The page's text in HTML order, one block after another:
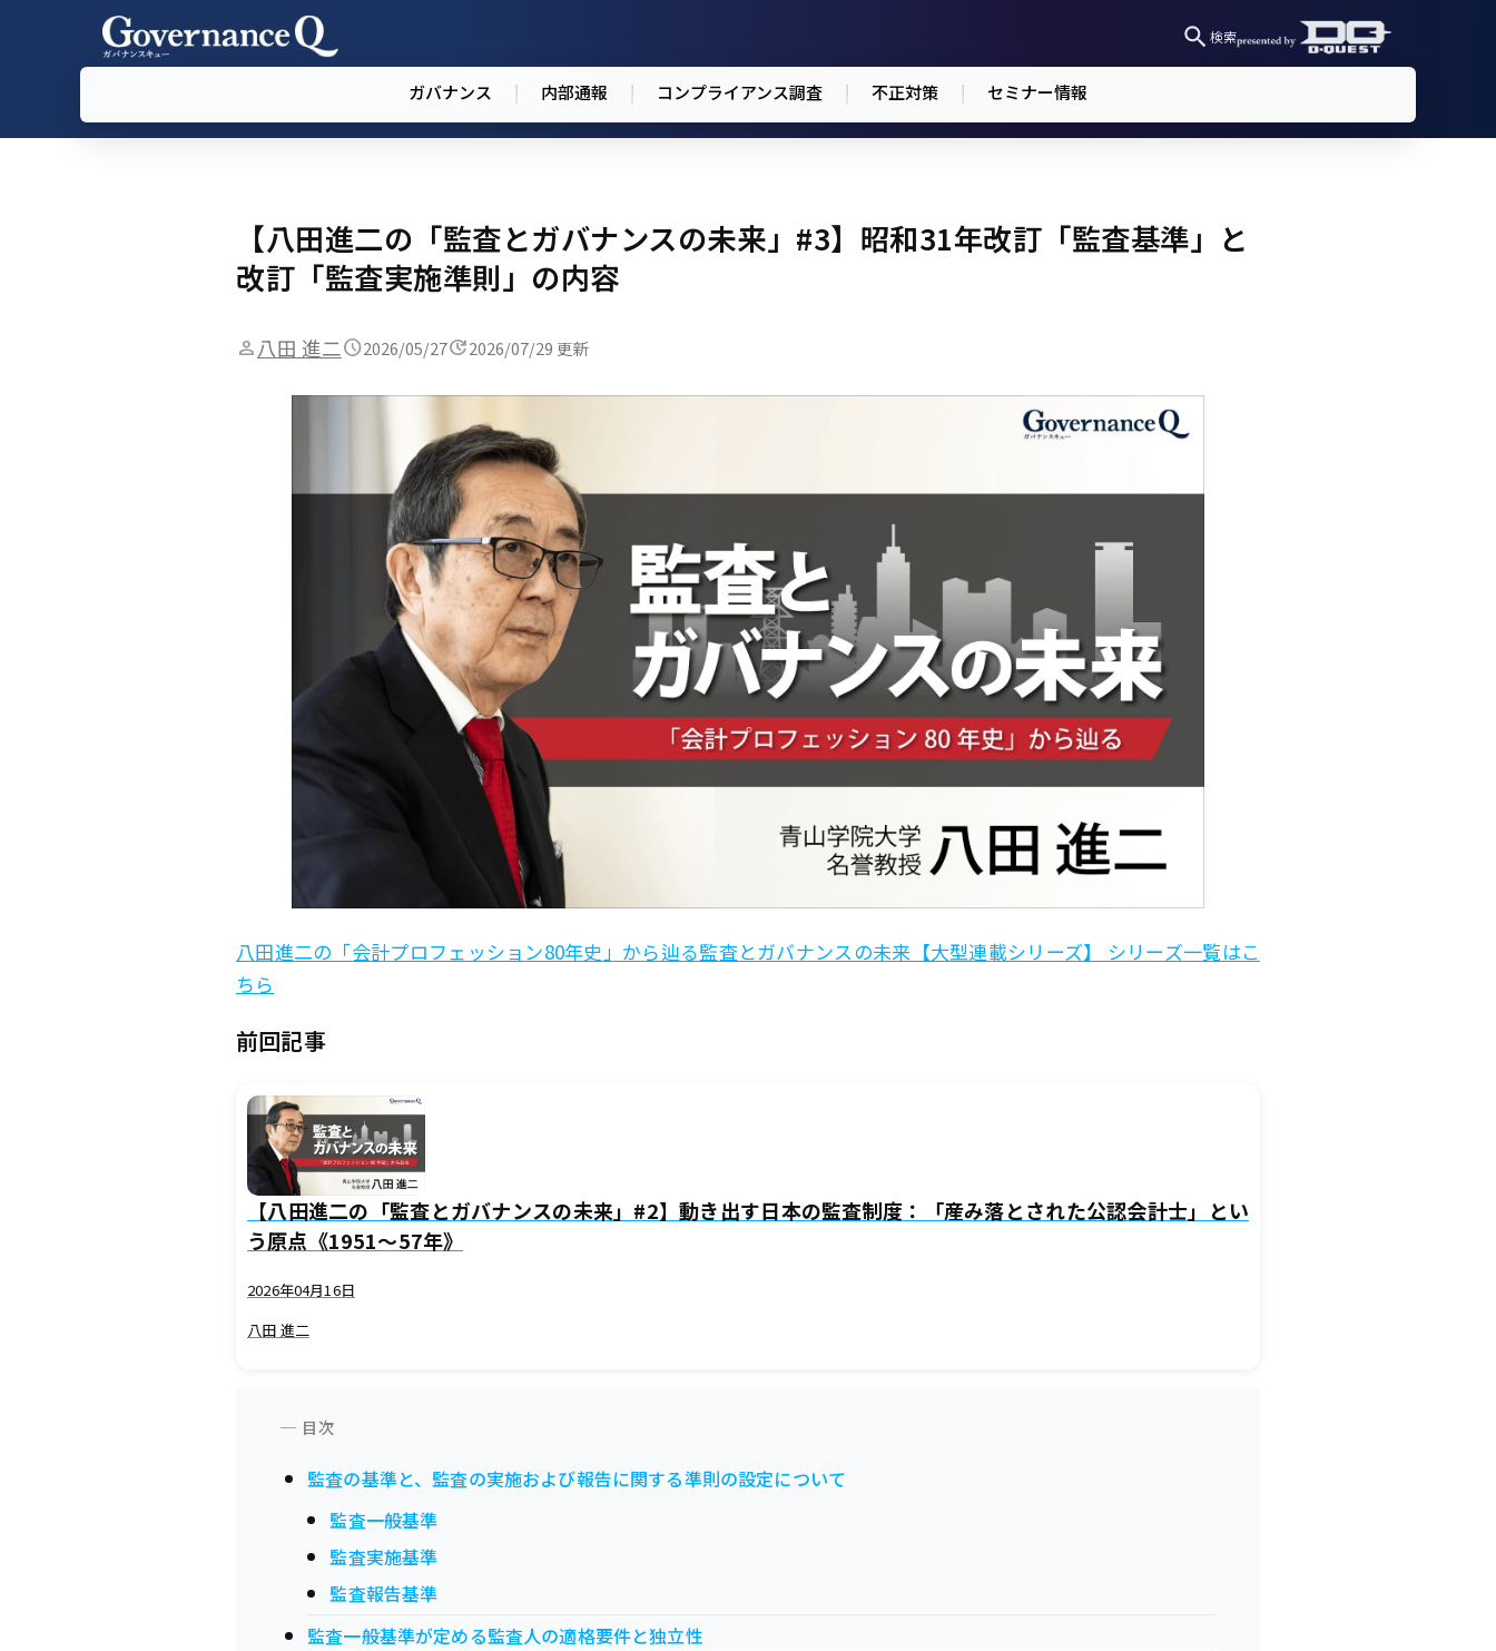
検索
ガバナンス 内部通報 コンプライアンス調査 不正対策 セミナー情報
【八田進二の「監査とガバナンスの未来」#3】昭和31年改訂「監査基準」と
改訂「監査実施準則」の内容
八田 進二 2026/05/27 2026/07/29 更新
八田進二の「会計プロフェッション80年史」から辿る監査とガバナンスの未来【大型連載シリーズ】 シリーズ一覧はこ
ちら
前回記事
【八田進二の「監査とガバナンスの未来」#2】動き出す日本の監査制度：「産み落とされた公認会計士」とい
う原点《1951～57年》
2026年04月16日
八田 進二
監査の基準と、監査の実施および報告に関する準則の設定について
監査一般基準
監査実施基準
監査報告基準
監査一般基準が定める監査人の適格要件と独立性